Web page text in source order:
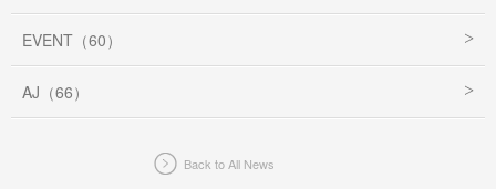
EVENT（60）
AJ（66）
Back to All News